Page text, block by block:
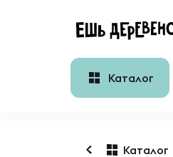
Каталог
Каталог